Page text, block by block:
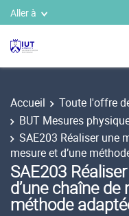
Aller à
Accueil Toute l'offre
BUT Mesures
SAE203 Réaliser une
mesure et d’une
SAE203
d’une chaîne de
méthode